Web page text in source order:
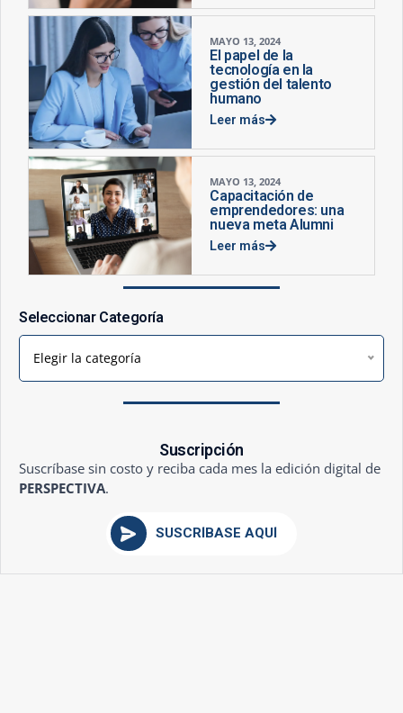
MAYO 13, 2024
El papel de la
tecnología en la
gestión del talento
humano
Leer más
MAYO 13, 2024
Capacitación de
emprendedores: una
nueva meta Alumni
Leer más
Seleccionar Categoría
Elegir la categoría
Suscripción
Suscríbase sin costo y reciba cada mes la edición digital de
PERSPECTIVA.
SUSCRÍBASE AQUÍ